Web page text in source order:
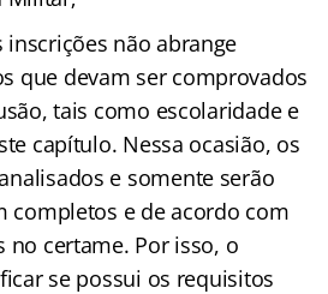
não abrange
que devam ser comprovados
tais como escolaridade e
capítulo. Nessa ocasião, os
e somente serão
completos e de acordo com
no certame. Por isso, o
se possui os requisitos